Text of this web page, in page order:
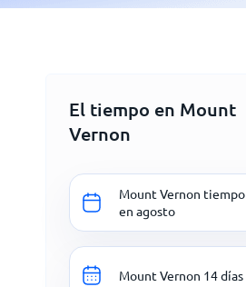
El tiempo en Mount
Vernon
Mount Vernon tiempo
en agosto
Mount Vernon 14 días